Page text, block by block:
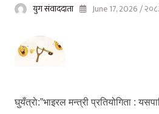
युग संवाददाता June 17, 2026 /
घुयँत्राे:”भाइरल मन्त्री प्रतियोगिता :